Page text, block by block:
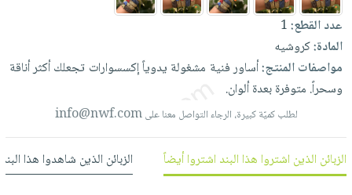
العناية
بالأسنان
الحمية
والتغذية
أدوات
المائدة
الأوعية
والتخزين
أدوات
المطبخ
الأكثر
مبيعاً
العودة
للمدارس
اكسسوارات
منزلية
شحن
مجاني
بنود
مختارة
اشتراكات
الاشتراكات
صندوق
متقدم
عدد القطع:1
المادة:كروشيه
مواصفات المنتج:أساورفنية مشغولة يدوياًإكسسوارات تجعلكأكثرأناقة
وسحراً. متوفرةبعدةألوان.
لطلب كميّة كبيرة، الرجاء التواصل معنا علىinfo@nwf.com
الزبائن الذين اشتروا هذا البند اشتروا أيضاً الزبائن الذين شاهدوا هذا